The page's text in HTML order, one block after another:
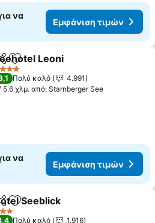
να
Εμφάνιση τιμών
Προσθήκη στα αγαπημένα
Leoni
Πολύ καλό
4.991
5.6 χλμ. από: Starnberger See
να
Εμφάνιση τιμών
Προσθήκη στα αγαπημένα
Seeblick
Πολύ καλό
1.916